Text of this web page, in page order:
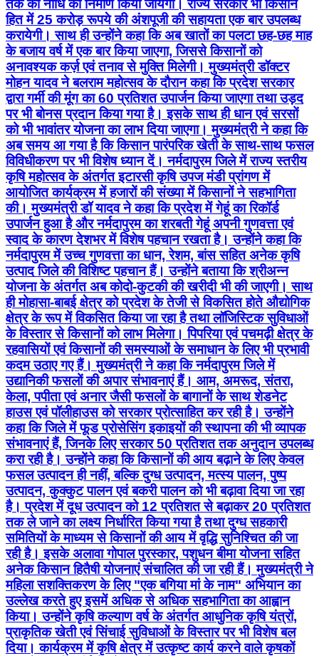
तक की नीधि का निर्माण किया जायेगा। राज्य सरकार भी किसान
हित में 25 करोड़ रूपये की अंशपूजी की सहायता एक बार उपलब्ध
करायेगी। साथ ही उन्होंने कहा कि अब खातों का पलटा छह-छह माह
के बजाय वर्ष में एक बार किया जाएगा, जिससे किसानों को
अनावश्यक कर्ज़ एवं तनाव से मुक्ति मिलेगी। मुख्यमंत्री डॉक्टर
मोहन यादव ने बलराम महोत्सव के दौरान कहा कि प्रदेश सरकार
द्वारा गर्मी की मूंग का 60 प्रतिशत उपार्जन किया जाएगा तथा उड़द
पर भी बोनस प्रदान किया गया है। इसके साथ ही धान एवं सरसों
को भी भावांतर योजना का लाभ दिया जाएगा। मुख्यमंत्री ने कहा कि
अब समय आ गया है कि किसान पारंपरिक खेती के साथ-साथ फसल
विविधीकरण पर भी विशेष ध्यान दें। नर्मदापुरम जिले में राज्य स्तरीय
कृषि महोत्सव के अंतर्गत इटारसी कृषि उपज मंडी प्रांगण में
आयोजित कार्यक्रम में हजारों की संख्या में किसानों ने सहभागिता
की। मुख्यमंत्री डॉ यादव ने कहा कि प्रदेश में गेहूं का रिकॉर्ड
उपार्जन हुआ है और नर्मदापुरम का शरबती गेहूं अपनी गुणवत्ता एवं
स्वाद के कारण देशभर में विशेष पहचान रखता है। उन्होंने कहा कि
नर्मदापुरम में उच्च गुणवत्ता का धान, रेशम, बांस सहित अनेक कृषि
उत्पाद जिले की विशिष्ट पहचान हैं। उन्होंने बताया कि श्रीअन्न
योजना के अंतर्गत अब कोदो-कुटकी की खरीदी भी की जाएगी। साथ
ही मोहासा-बाबई क्षेत्र को प्रदेश के तेजी से विकसित होते औद्योगिक
क्षेत्र के रूप में विकसित किया जा रहा है तथा लॉजिस्टिक सुविधाओं
के विस्तार से किसानों को लाभ मिलेगा। पिपरिया एवं पचमढ़ी क्षेत्र के
रहवासियों एवं किसानों की समस्याओं के समाधान के लिए भी प्रभावी
कदम उठाए गए हैं। मुख्यमंत्री ने कहा कि नर्मदापुरम जिले में
उद्यानिकी फसलों की अपार संभावनाएं हैं। आम, अमरूद, संतरा,
केला, पपीता एवं अनार जैसी फसलों के बागानों के साथ शेडनेट
हाउस एवं पॉलीहाउस को सरकार प्रोत्साहित कर रही है। उन्होंने
कहा कि जिले में फूड प्रोसेसिंग इकाइयों की स्थापना की भी व्यापक
संभावनाएं हैं, जिनके लिए सरकार 50 प्रतिशत तक अनुदान उपलब्ध
करा रही है। उन्होंने कहा कि किसानों की आय बढ़ाने के लिए केवल
फसल उत्पादन ही नहीं, बल्कि दुग्ध उत्पादन, मत्स्य पालन, पुष्प
उत्पादन, कुक्कुट पालन एवं बकरी पालन को भी बढ़ावा दिया जा रहा
है। प्रदेश में दूध उत्पादन को 12 प्रतिशत से बढ़ाकर 20 प्रतिशत
तक ले जाने का लक्ष्य निर्धारित किया गया है तथा दुग्ध सहकारी
समितियों के माध्यम से किसानों की आय में वृद्धि सुनिश्चित की जा
रही है। इसके अलावा गोपाल पुरस्कार, पशुधन बीमा योजना सहित
अनेक किसान हितैषी योजनाएं संचालित की जा रही हैं। मुख्यमंत्री ने
महिला सशक्तिकरण के लिए "एक बगिया मां के नाम" अभियान का
उल्लेख करते हुए इसमें अधिक से अधिक सहभागिता का आह्वान
किया। उन्होंने कृषि कल्याण वर्ष के अंतर्गत आधुनिक कृषि यंत्रों,
प्राकृतिक खेती एवं सिंचाई सुविधाओं के विस्तार पर भी विशेष बल
दिया। कार्यक्रम में कृषि क्षेत्र में उत्कृष्ट कार्य करने वाले कृषकों